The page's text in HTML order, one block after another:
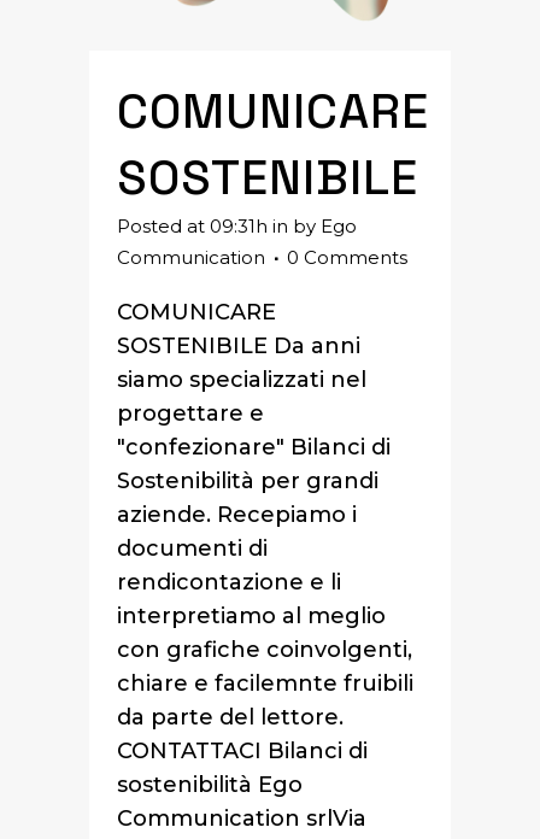
COMUNICARE
SOSTENIBILE
Posted at 09:31h in by Ego
Communication
0 Comments
COMUNICARE
SOSTENIBILE Da anni
siamo specializzati nel
progettare e
"confezionare" Bilanci di
Sostenibilità per grandi
aziende. Recepiamo i
documenti di
rendicontazione e li
interpretiamo al meglio
con grafiche coinvolgenti,
chiare e facilemnte fruibili
da parte del lettore.
CONTATTACI Bilanci di
sostenibilità Ego
Communication srlVia